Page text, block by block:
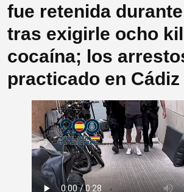
fue retenida
tras exigirle ocho
cocaína; los
practicado en